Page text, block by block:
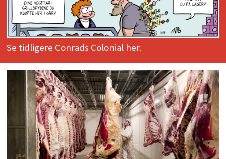
Se tidligere Conrads Colonial her.